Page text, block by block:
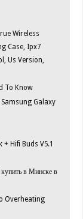
Wireless
Case, Ipx7
Us Version,
To Know
Galaxy
Hifi Buds V5.1
в Минске в
Overheating